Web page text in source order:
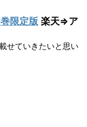
限定版 楽天⇒ア
せていきたいと思い